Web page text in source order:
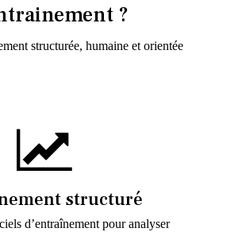
?
structurée, humaine et orientée
structuré
d’entraînement pour analyser